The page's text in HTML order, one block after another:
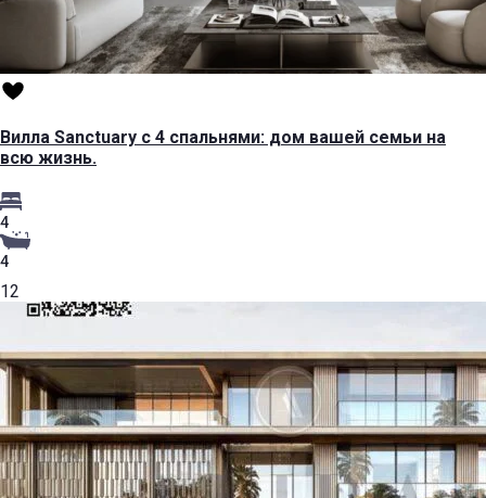
Вилла Sanctuary с 4 спальнями: дом вашей семьи на
всю жизнь.
4
4
12